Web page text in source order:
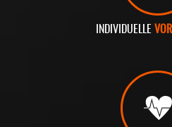
INDIVIDUELLE